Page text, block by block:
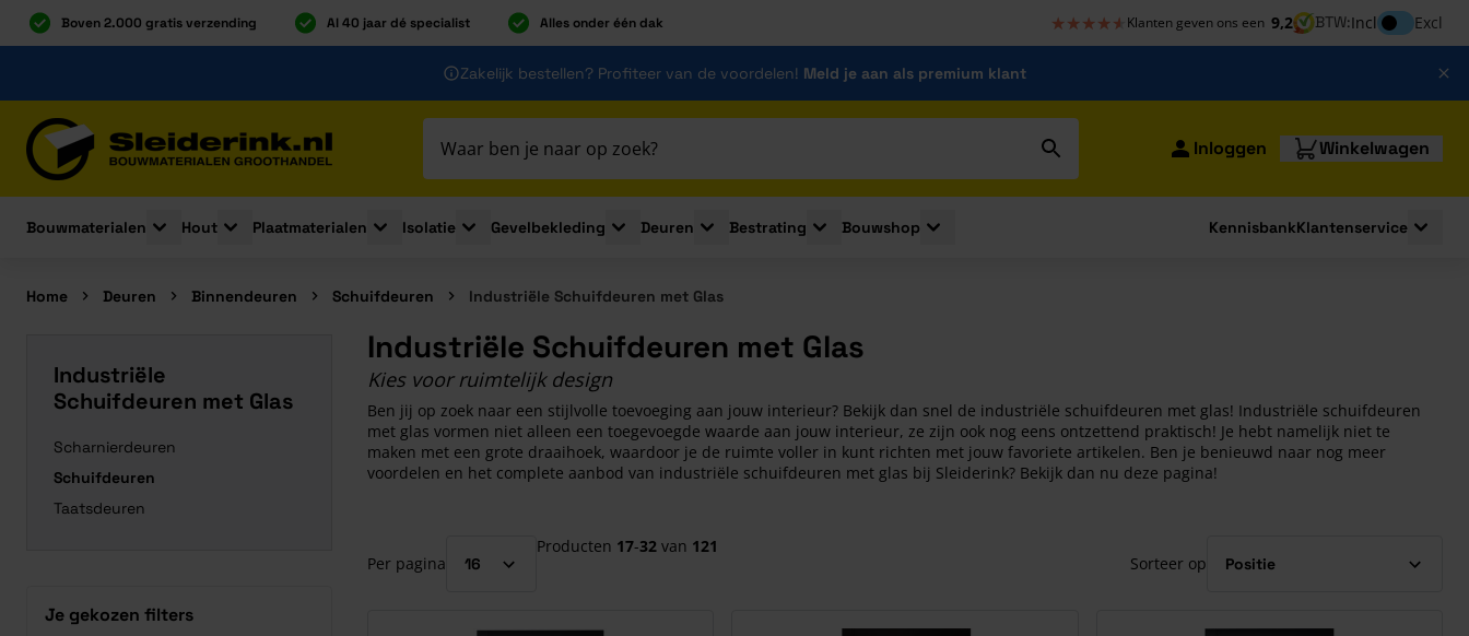
Boven 2.000 gratis verzending Al 40 jaar dé specialist Alles onder één dak ★★★★★
★★★★★ Klanten geven ons een 9,2 BTW:InclInclusief btw
Excl
Zakelijk bestellen? Profiteer van de voordelen! Meld je aan als premium klant
Inloggen Winkelwagen
Bouwmaterialen
Toggle submenu for Bouwmaterialen
Hout
Toggle submenu for Hout
Plaatmaterialen
Toggle submenu for Plaatmaterialen
Isolatie
Toggle submenu for Isolatie
Gevelbekleding
Toggle submenu for Gevelbekleding
Deuren
Toggle submenu for Deuren
Bestrating
Toggle submenu for Bestrating
Bouwshop
Toggle submenu for Bouwshop
KennisbankKlantenservice
Home Deuren Binnendeuren Schuifdeuren Industriële Schuifdeuren met Glas
Industriële
Schuifdeuren met Glas
Scharnierdeuren
Schuifdeuren
Taatsdeuren
Je gekozen filters
Industriële Schuifdeuren met Glas
Kies voor ruimtelijk design
Ben jij op zoek naar een stijlvolle toevoeging aan jouw interieur? Bekijk dan snel de industriële schuifdeuren met glas! Industriële schuifdeuren
met glas vormen niet alleen een toegevoegde waarde aan jouw interieur, ze zijn ook nog eens ontzettend praktisch! Je hebt namelijk niet te
maken met een grote draaihoek, waardoor je de ruimte voller in kunt richten met jouw favoriete artikelen. Ben je benieuwd naar nog meer
voordelen en het complete aanbod van industriële schuifdeuren met glas bij Sleiderink? Bekijk dan nu deze pagina!
Per pagina
Producten 17-32 van 121
Sorteer op